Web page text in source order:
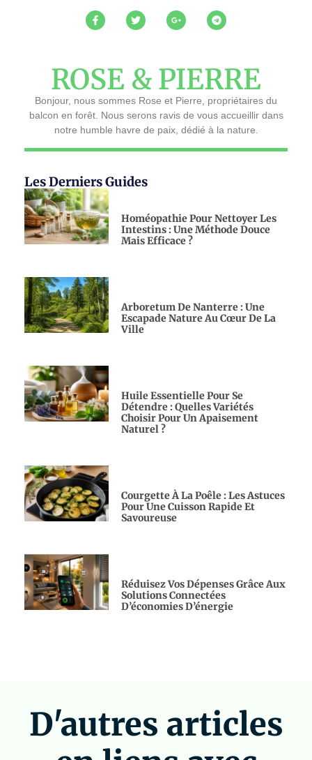
ROSE & PIERRE
Bonjour, nous sommes Rose et Pierre, propriétaires du
balcon en forêt. Nous serons ravis de vous accueillir dans
notre humble havre de paix, dédié à la nature.
Les Derniers Guides
Homéopathie Pour Nettoyer Les
Intestins : Une Méthode Douce
Mais Efficace ?
Arboretum De Nanterre : Une
Escapade Nature Au Cœur De La
Ville
Huile Essentielle Pour Se
Détendre : Quelles Variétés
Choisir Pour Un Apaisement
Naturel ?
Courgette À La Poêle : Les Astuces
Pour Une Cuisson Rapide Et
Savoureuse
Réduisez Vos Dépenses Grâce Aux
Solutions Connectées
D’économies D’énergie
D'autres articles